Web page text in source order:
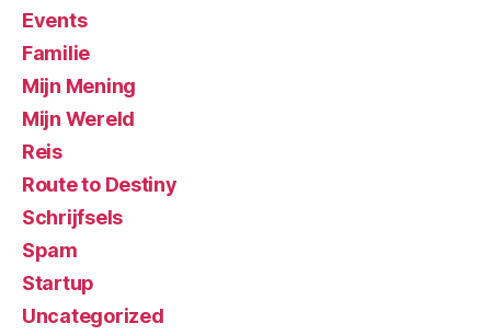
Events
Familie
Mijn Mening
Mijn Wereld
Reis
Route to Destiny
Schrijfsels
Spam
Startup
Uncategorized